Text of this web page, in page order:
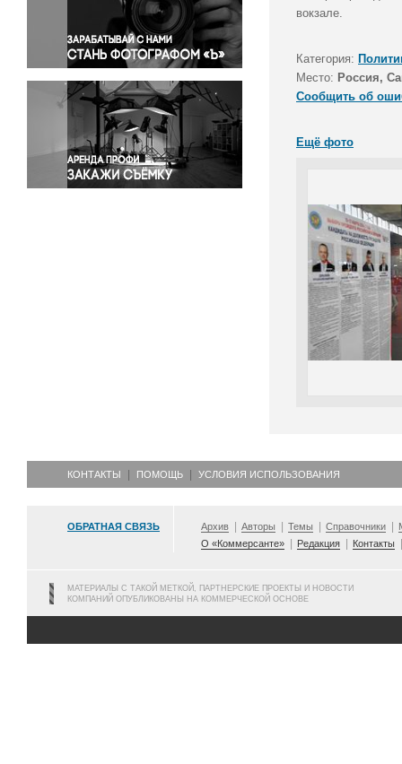
Правосудие
Происшествия и конфликты
Религия
Светская жизнь
Спорт
Экология
Экономика и бизнес
вокзале.
Категория:
Место: Россия,
Сообщить об
Ещё фото
КОНТАКТЫ ПОМОЩЬ УСЛОВИЯ ИСПОЛЬЗОВАНИЯ
ОБРАТНАЯ СВЯЗЬ Архив Авторы Темы Справочники
О «Коммерсанте»
Редакция Контакты
МАТЕРИАЛЫ С ТАКОЙ МЕТКОЙ, ПАРТНЕРСКИЕ ПРОЕКТЫ И НОВОСТИ
КОМПАНИЙ ОПУБЛИКОВАНЫ НА КОММЕРЧЕСКОЙ ОСНОВЕ